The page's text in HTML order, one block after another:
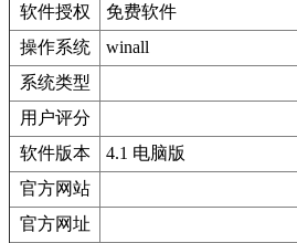
软件授权
免费软件
操作系统
winall
系统类型
用户评分
软件版本
4.1 电脑版
官方网站
官方网址